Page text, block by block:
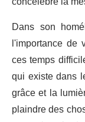
Dans son
l'importance
ces temps
qui existe dans
grâce et la
plaindre des